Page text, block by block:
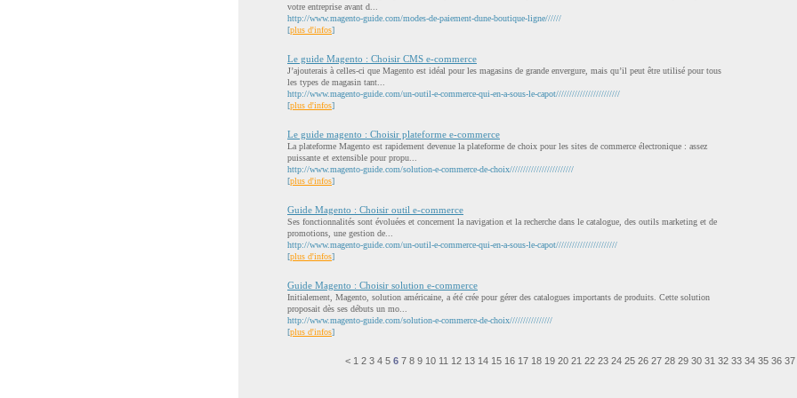
votre entreprise avant d...
http://www.magento-guide.com/modes-de-paiement-dune-boutique-ligne//////
[plus d'infos]
Le guide Magento : Choisir CMS e-commerce
J’ajouterais à celles-ci que Magento est idéal pour les magasins de grande envergure, mais qu’il peut être utilisé pour tous
les types de magasin tant...
http://www.magento-guide.com/un-outil-e-commerce-qui-en-a-sous-le-capot////////////////////////
[plus d'infos]
Le guide magento : Choisir plateforme e-commerce
La plateforme Magento est rapidement devenue la plateforme de choix pour les sites de commerce électronique : assez
puissante et extensible pour propu...
http://www.magento-guide.com/solution-e-commerce-de-choix////////////////////////
[plus d'infos]
Guide Magento : Choisir outil e-commerce
Ses fonctionnalités sont évoluées et concernent la navigation et la recherche dans le catalogue, des outils marketing et de
promotions, une gestion de...
http://www.magento-guide.com/un-outil-e-commerce-qui-en-a-sous-le-capot///////////////////////
[plus d'infos]
Guide Magento : Choisir solution e-commerce
Initialement, Magento, solution américaine, a été crée pour gérer des catalogues importants de produits. Cette solution
proposait dès ses débuts un mo...
http://www.magento-guide.com/solution-e-commerce-de-choix////////////////
[plus d'infos]
< 1 2 3 4 5 6 7 8 9 10 11 12 13 14 15 16 17 18 19 20 21 22 23 24 25 26 27 28 29 30 31 32 33 34 35 36 37